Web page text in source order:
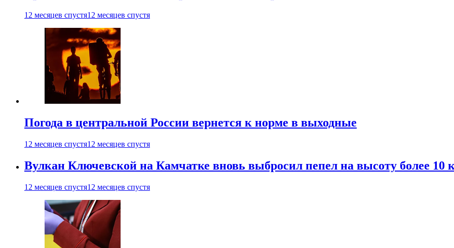
12 месяцев спустя12 месяцев спустя
Погода в центральной России вернется к норме в выходные
12 месяцев спустя12 месяцев спустя
Вулкан Ключевской на Камчатке вновь выбросил пепел на высоту более 10
12 месяцев спустя12 месяцев спустя